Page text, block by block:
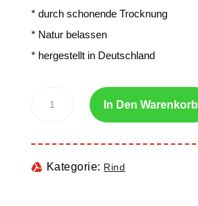
* durch schonende Trocknung
* Natur belassen
* hergestellt in Deutschland
In Den Warenkorb
Kategorie: Rind